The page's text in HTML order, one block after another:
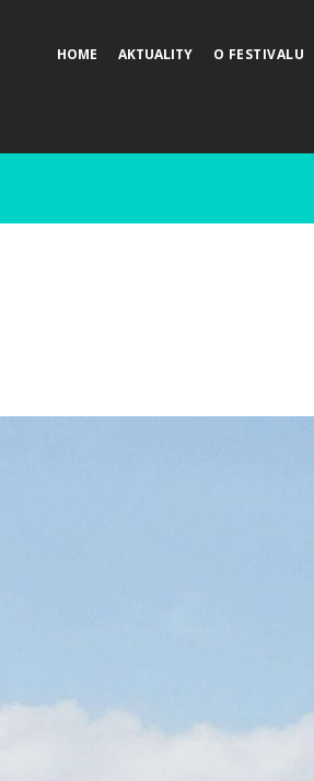
HOME AKTUALITY O FESTIVALU